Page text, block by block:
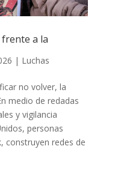
a la
| Luchas
no volver, la
medio de redadas
y vigilancia
personas
construyen redes de